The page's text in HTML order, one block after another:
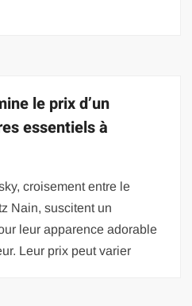
le prix d’un
essentiels à
croisement entre le
Nain, suscitent un
leur apparence adorable
Leur prix peut varier